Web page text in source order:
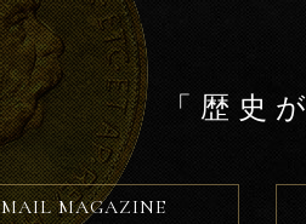
「歴史
MAIL MAGAZINE